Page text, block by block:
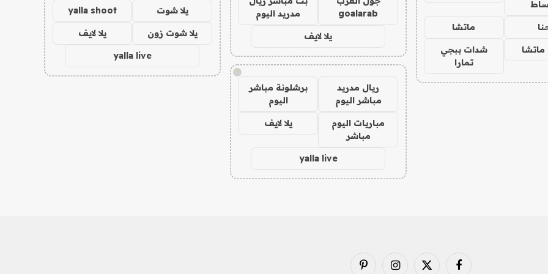
ماتشا
شدات ببجي
تمارا
goalarab
مدريد اليوم
يلا لايف
!
ريال مدريد
مباشر اليوم
برشلونة مباشر
اليوم
مباريات اليوم
مباشر
يلا لايف
yalla live
يلا شوت yalla shoot
يلا شوت زون يلا لايف
yalla live
فيسبوك X الانستغرامبينتيريست